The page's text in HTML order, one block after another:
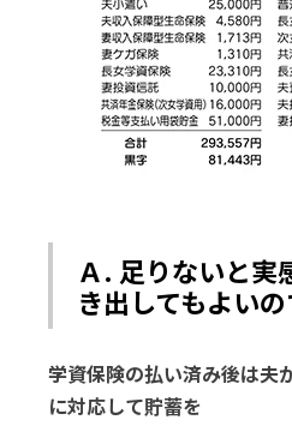
Ａ. 足りないと実
き出してもよい
学資保険の払い済み後は夫
に対応して貯蓄を